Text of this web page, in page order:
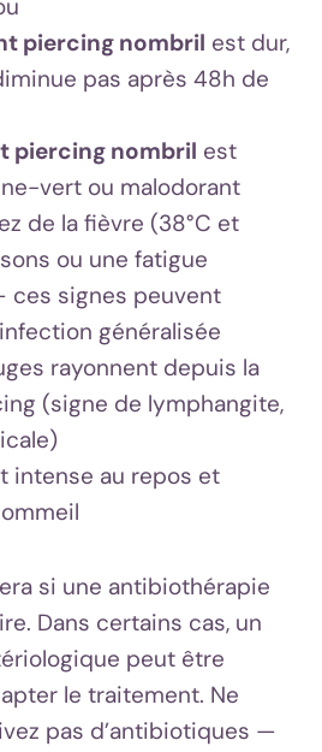
piercing nombril est dur,
pas après 48h de
piercing nombril est
vert ou malodorant
de la fièvre (38°C et
ou une fatigue
ces signes peuvent
généralisée
rayonnent depuis la
(signe de lymphangite,
intense au repos et
si une antibiothérapie
Dans certains cas, un
peut être
le traitement. Ne
pas d’antibiotiques —